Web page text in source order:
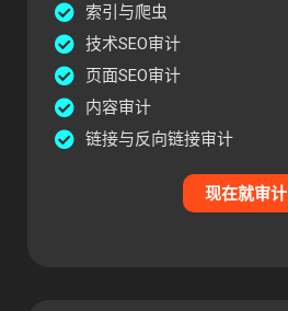
索引与爬虫
技术SEO审计
页面SEO审计
内容审计
链接与反向链接审计
现在就审计